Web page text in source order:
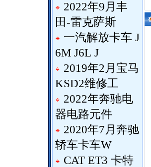
2022年9月丰
田-雷克萨斯
一汽解放卡车 J
6M J6L J
2019年2月宝马
KSD2维修工
2022年奔驰电
器电路元件
2020年7月奔驰
轿车卡车W
CAT ET3 卡特